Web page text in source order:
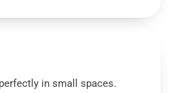
in small spaces.